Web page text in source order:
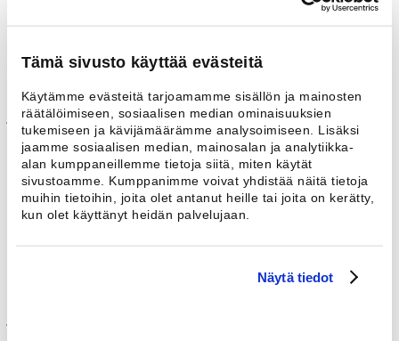
Tämä sivusto käyttää evästeitä
Käytämme evästeitä tarjoamamme sisällön ja mainosten
räätälöimiseen, sosiaalisen median ominaisuuksien
tukemiseen ja kävijämäärämme analysoimiseen. Lisäksi
jaamme sosiaalisen median, mainosalan ja analytiikka-
alan kumppaneillemme tietoja siitä, miten käytät
sivustoamme. Kumppanimme voivat yhdistää näitä tietoja
muihin tietoihin, joita olet antanut heille tai joita on kerätty,
kun olet käyttänyt heidän palvelujaan.
Näytä tiedot
Luukun kahva on muotoiltu käteen sopivaksi ja sitä on kevyt
Näyttö opastaa käyttäjää suomeksi. Vaihtoehtona on 18 muuta
ohjelma ja toisella käynnistetään. Ohjelman kulku näkyy symbolein
ja suomeksi.
Design
Selkeä käyttöpaneeli ja yksinkertainen käyttövalikko ovat
esimerkkejä käyttäjäystävällisestä muotoilusta. Ohjelmapaneeli on
kallistettu käyttäjää kohti ja selkeäsi merkittyjä näppäimiä on helppo